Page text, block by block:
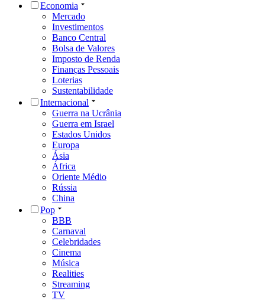
Economia
Mercado
Investimentos
Banco Central
Bolsa de Valores
Imposto de Renda
Finanças Pessoais
Loterias
Sustentabilidade
Internacional
Guerra na Ucrânia
Guerra em Israel
Estados Unidos
Europa
Ásia
África
Oriente Médio
Rússia
China
Pop
BBB
Carnaval
Celebridades
Cinema
Música
Realities
Streaming
TV